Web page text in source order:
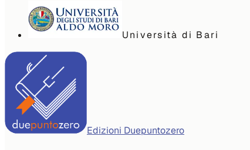
Università di Bari
Edizioni Duepuntozero